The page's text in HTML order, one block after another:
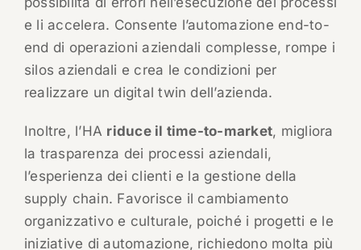
e li accelera. Consente l’automazione end-to-
end di operazioni aziendali complesse, rompe i
silos aziendali e crea le condizioni per
realizzare un digital twin dell’azienda.
Inoltre, l’HA riduce il time-to-market, migliora
la trasparenza dei processi aziendali,
l’esperienza dei clienti e la gestione della
supply chain. Favorisce il cambiamento
organizzativo e culturale, poiché i progetti e le
iniziative di automazione, richiedono molta più